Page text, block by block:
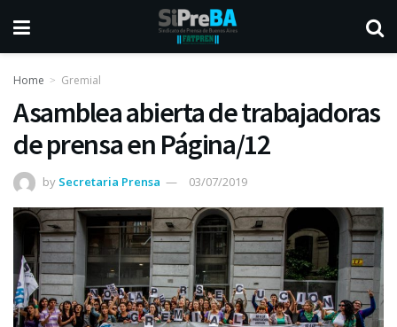
Home Gremial
Asamblea abierta de trabajadoras
de prensa en Página/12
by Secretaria Prensa 03/07/2019